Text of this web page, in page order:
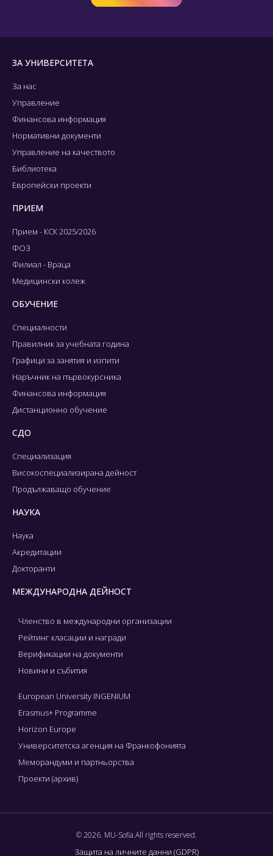
ЗА УНИВЕРСИТЕТА
За нас
Управление
Финансова информация
Нормативни документи
Управление на качеството
Библиотека
Европейски проекти
ПРИЕМ
Прием - КСК 2025/2026
ФОЗ
Филиал - Враца
Медицински колеж
ОБУЧЕНИЕ
Специалности
Правилник за учебната година
Графици за занятия и изпити
Наръчник на първокурсника
Финансова информация
Дистанционно обучение
СДО
Специализация
Високоспециализирана дейност
Продължаващо обучение
НАУКА
Наука
Акредитации
Докторанти
МЕЖДУНАРОДНА ДЕЙНОСТ
Членство в международни организации
Рейтинг класации и награди
Верификации на документи
Новини и събития
European University INGENIUM
Erasmus+ Programme
Horizon Europe
Университетска агенция на Франкофонията
Меморандуми и партньорства
Проекти (архив)
© 2026. MU-Sofia.All rights reserved.
Защита на личните данни (GDPR)